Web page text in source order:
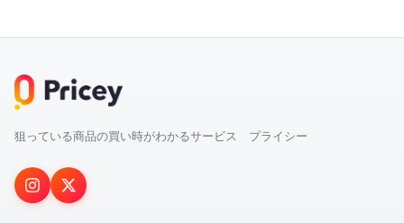
狙っている商品の買い時がわかるサービス プライシー